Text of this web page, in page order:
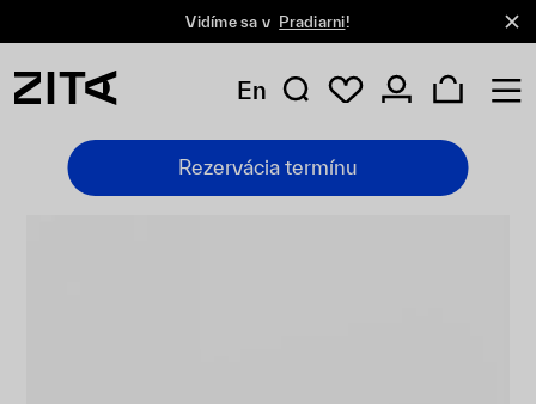
Vidíme sa v Pradiarni!
En
Rezervácia termínu